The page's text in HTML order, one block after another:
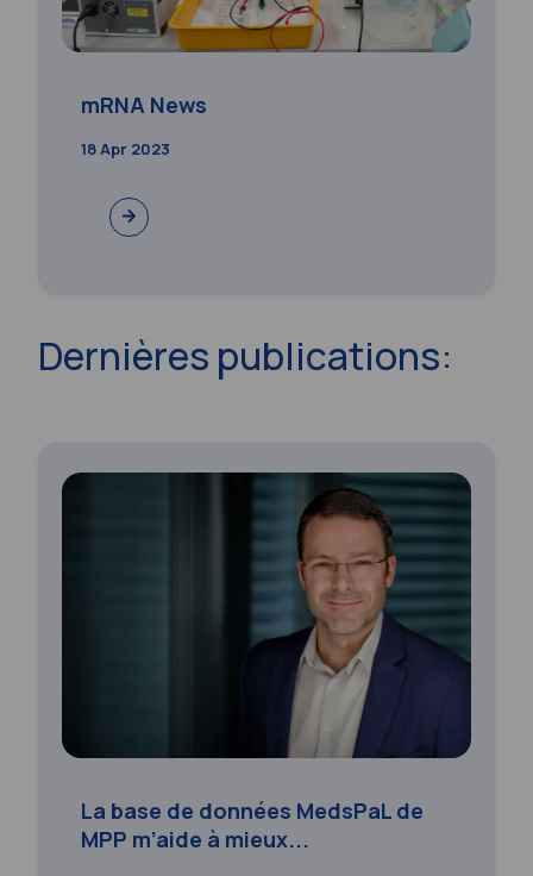
mRNA News
18 Apr 2023
Dernières publications:
La base de données MedsPaL de
MPP m’aide à mieux...